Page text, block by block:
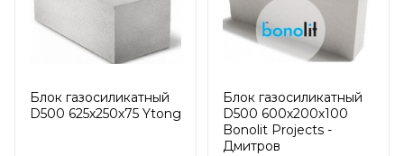
Блок газосиликатный
D500 625х250х75 Ytong
Блок газосиликатный
D500 600х200х100
Bonolit Projects -
Дмитров